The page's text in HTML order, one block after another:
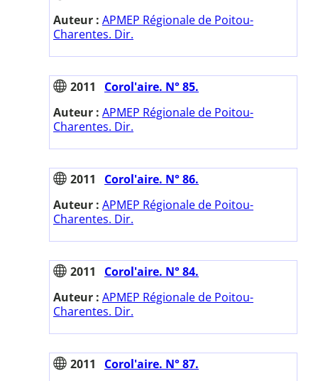
Auteur : APMEP Régionale de Poitou-
Charentes. Dir.
2011
Corol'aire. N° 85.
Auteur : APMEP Régionale de Poitou-
Charentes. Dir.
2011
Corol'aire. N° 86.
Auteur : APMEP Régionale de Poitou-
Charentes. Dir.
2011
Corol'aire. N° 84.
Auteur : APMEP Régionale de Poitou-
Charentes. Dir.
2011
Corol'aire. N° 87.